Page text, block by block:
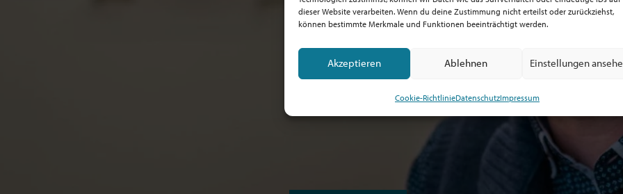
dieser Website verarbeiten. Wenn du deine Zustimmung nicht erteilst oder zurückziehst,
können bestimmte Merkmale und Funktionen beeinträchtigt werden.
Akzeptieren Ablehnen Einstellungen
Cookie-RichtlinieDatenschutzImpressum